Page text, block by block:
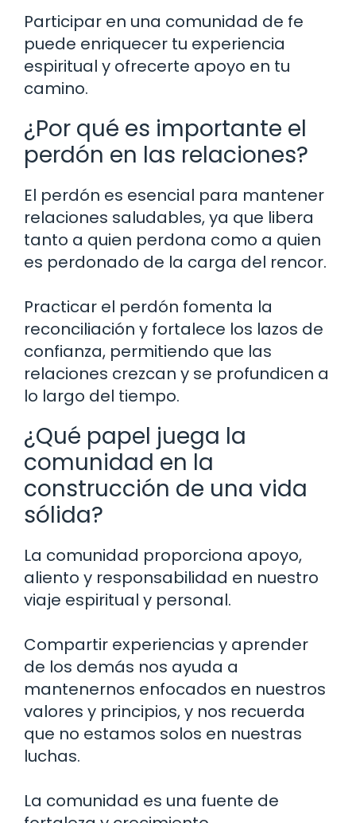
Participar en una comunidad de fe
puede enriquecer tu experiencia
espiritual y ofrecerte apoyo en tu
camino.
¿Por qué es importante el
perdón en las relaciones?
El perdón es esencial para mantener
relaciones saludables, ya que libera
tanto a quien perdona como a quien
es perdonado de la carga del rencor.
Practicar el perdón fomenta la
reconciliación y fortalece los lazos de
confianza, permitiendo que las
relaciones crezcan y se profundicen a
lo largo del tiempo.
¿Qué papel juega la
comunidad en la
construcción de una vida
sólida?
La comunidad proporciona apoyo,
aliento y responsabilidad en nuestro
viaje espiritual y personal.
Compartir experiencias y aprender
de los demás nos ayuda a
mantenernos enfocados en nuestros
valores y principios, y nos recuerda
que no estamos solos en nuestras
luchas.
La comunidad es una fuente de